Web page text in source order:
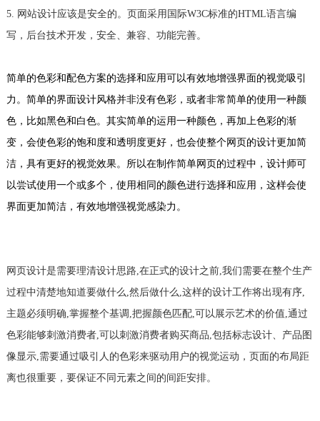
5. 网站设计应该是安全的。页面采用国际W3C标准的HTML语言编
写，后台技术开发，安全、兼容、功能完善。
简单的色彩和配色方案的选择和应用可以有效地增强界面的视觉吸引
力。简单的界面设计风格并非没有色彩，或者非常简单的使用一种颜
色，比如黑色和白色。其实简单的运用一种颜色，再加上色彩的渐
变，会使色彩的饱和度和透明度更好，也会使整个网页的设计更加简
洁，具有更好的视觉效果。所以在制作简单网页的过程中，设计师可
以尝试使用一个或多个，使用相同的颜色进行选择和应用，这样会使
界面更加简洁，有效地增强视觉感染力。
网页设计是需要理清设计思路,在正式的设计之前,我们需要在整个生产
过程中清楚地知道要做什么,然后做什么,这样的设计工作将出现有序,
主题必须明确,掌握整个基调,把握颜色匹配,可以展示艺术的价值,通过
色彩能够刺激消费者,可以刺激消费者购买商品,包括标志设计、产品图
像显示,需要通过吸引人的色彩来驱动用户的视觉运动，页面的布局距
离也很重要，要保证不同元素之间的间距安排。